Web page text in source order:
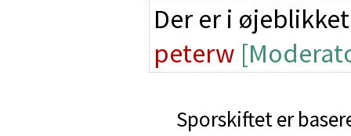
Der er i
peterw
Sporskiftet er